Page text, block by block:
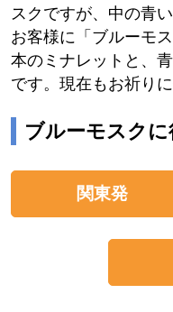
スクですが、中の青
お客様に「ブルーモ
本のミナレットと、
です。現在もお祈り
ブルーモスク
関東発